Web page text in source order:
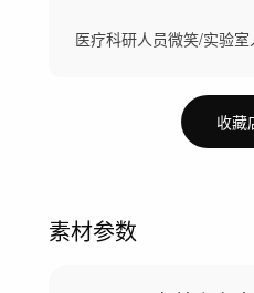
医疗科研人员微笑/实验
收藏
素材参数